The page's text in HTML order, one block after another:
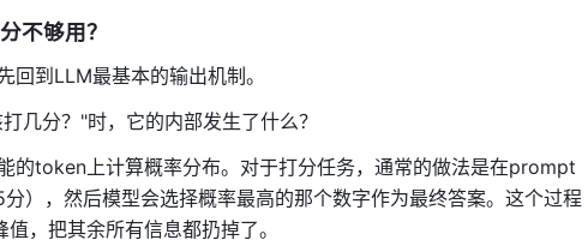
不够用？
到LLM最基本的输出机制。
几分？"时，它的内部发生了什么？
的token上计算概率分布。对于打分任务，通常的做法是在prompt
），然后模型会选择概率最高的那个数字作为最终答案。这个过程
，把其余所有信息都扔掉了。